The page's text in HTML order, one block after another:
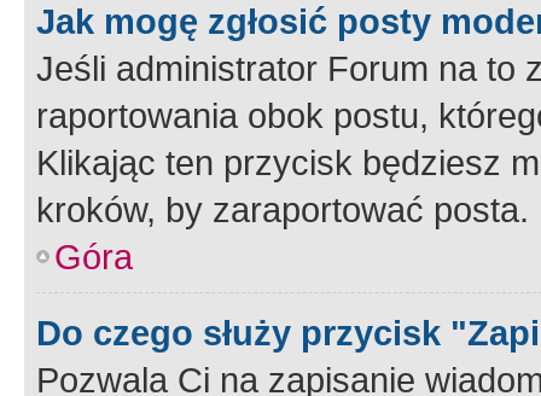
Jak mogę zgłosić posty
Jeśli administrator Forum na to
raportowania obok postu,
Klikając ten przycisk będziesz
kroków, by zaraportować posta.
Góra
Do czego służy przycisk
Pozwala Ci na zapisanie